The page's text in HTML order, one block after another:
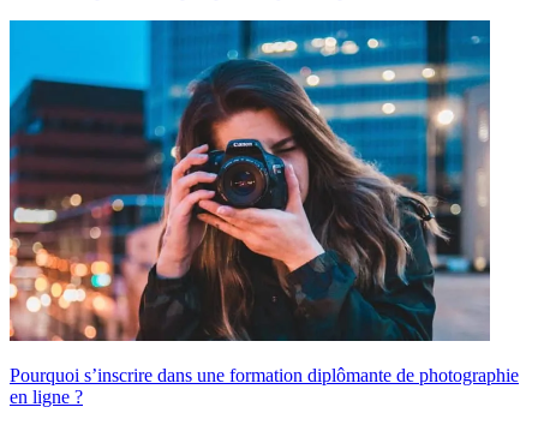
Pourquoi s’inscrire dans une formation diplômante de photographie
en ligne ?